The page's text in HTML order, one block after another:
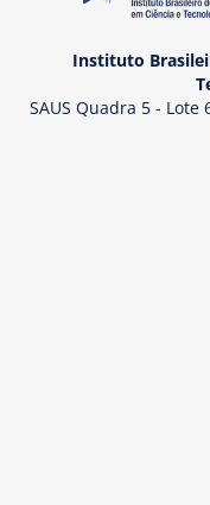
Instituto
SAUS Quadra 5 - Lote